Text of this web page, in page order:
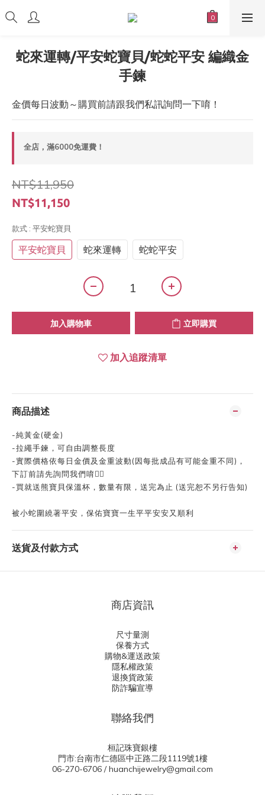
蛇來運轉/平安蛇寶貝/蛇蛇平安 編織金
手鍊
金價每日波動～購買前請跟我們私訊詢問一下唷！
全店，滿6000免運費！
NT$11,950
NT$11,150
款式 : 平安蛇寶貝
平安蛇寶貝 蛇來運轉 蛇蛇平安
加入購物車 立即購買
加入追蹤清單
商品描述
-純黃金(硬金)
-拉繩手鍊，可自由調整長度
-實際價格依每日金價及金重波動(因每批成品有可能金重不同)，
下訂前請先詢問我們唷👍🏻
-買就送熊寶貝保溫杯，數量有限，送完為止 (送完恕不另行告知)
被小蛇圍繞著平安，保佑寶寶一生平平安安又順利
送貨及付款方式
商店資訊
尺寸量測
保養方式
購物&運送政策
隱私權政策
退換貨政策
防詐騙宣導
聯絡我們
桓記珠寶銀樓
門市:台南市仁德區中正路二段1119號1樓
06-270-6706 / huanchijewelry@gmail.com